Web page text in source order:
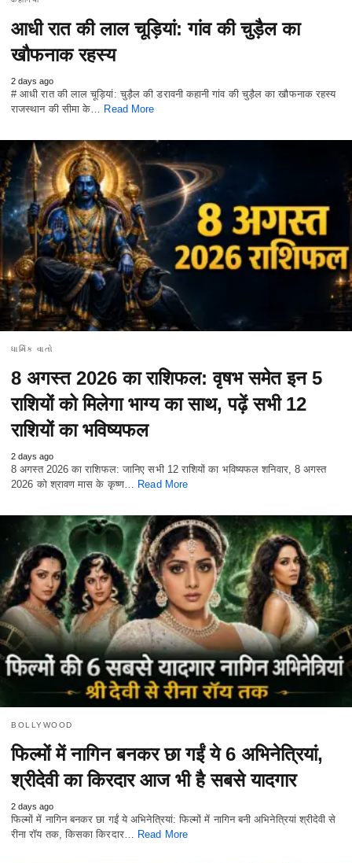
आधी रात की लाल चूड़ियां: गांव की चुड़ैल का
खौफनाक रहस्य
2 days ago
# आधी रात की लाल चूड़ियां: चुड़ैल की डरावनी कहानी गांव की चुड़ैल का खौफनाक रहस्य
राजस्थान की सीमा के…
Read More
ધાર્મિક વાતો
8 अगस्त 2026 का राशिफल: वृषभ समेत इन 5
राशियों को मिलेगा भाग्य का साथ, पढ़ें सभी 12
राशियों का भविष्यफल
2 days ago
8 अगस्त 2026 का राशिफल: जानिए सभी 12 राशियों का भविष्यफल शनिवार, 8 अगस्त
2026 को श्रावण मास के कृष्ण… Read More
BOLLYWOOD
फिल्मों में नागिन बनकर छा गईं ये 6 अभिनेत्रियां,
श्रीदेवी का किरदार आज भी है सबसे यादगार
2 days ago
फिल्मों में नागिन बनकर छा गईं ये अभिनेत्रियां: फिल्मों में नागिन बनी अभिनेत्रियां श्रीदेवी से
रीना रॉय तक, किसका किरदार… Read More